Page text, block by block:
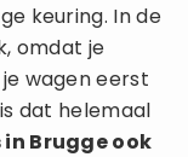
keuring. In de
omdat je
wagen eerst
dat helemaal
in Brugge ook